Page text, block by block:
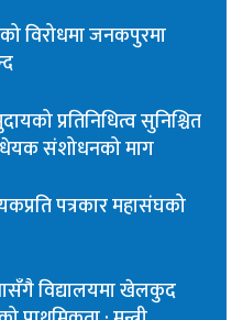
विरोधमा जनकपुरमा
प्रतिनिधित्व सुनिश्चित
संशोधनको माग
पत्रकार महासंघको
विद्यालयमा खेलकुद